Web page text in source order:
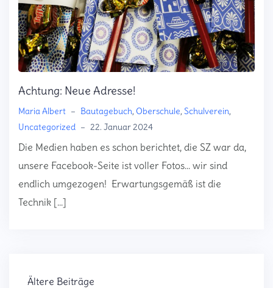
Achtung: Neue Adresse!
Maria Albert – Bautagebuch, Oberschule, Schulverein,
Uncategorized – 22. Januar 2024
Die Medien haben es schon berichtet, die SZ war da,
unsere Facebook-Seite ist voller Fotos… wir sind
endlich umgezogen! Erwartungsgemäß ist die
Technik […]
Ältere Beiträge